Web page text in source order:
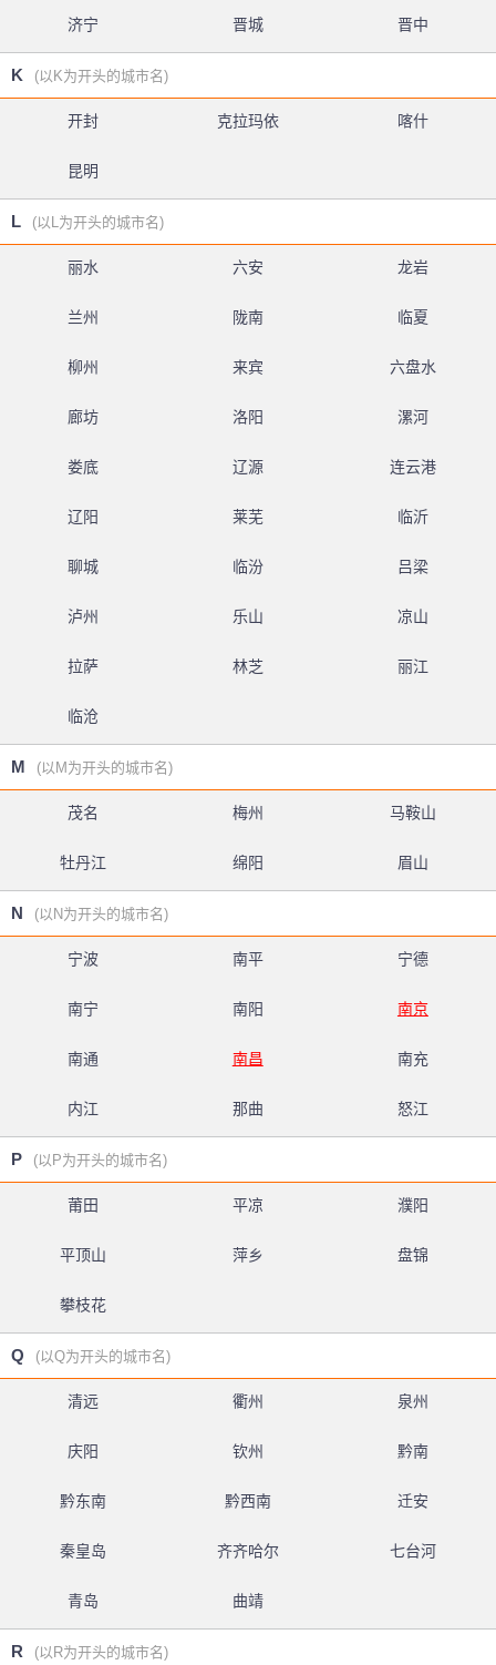
济宁 晋城 晋中
K (以K为开头的城市名)
开封 克拉玛依 喀什
昆明
L (以L为开头的城市名)
丽水 六安 龙岩
兰州 陇南 临夏
柳州 来宾 六盘水
廊坊 洛阳 漯河
娄底 辽源 连云港
辽阳 莱芜 临沂
聊城 临汾 吕梁
泸州 乐山 凉山
拉萨 林芝 丽江
临沧
M (以M为开头的城市名)
茂名 梅州 马鞍山
牡丹江 绵阳 眉山
N (以N为开头的城市名)
宁波 南平 宁德
南宁 南阳 南京
南通 南昌 南充
内江 那曲 怒江
P (以P为开头的城市名)
莆田 平凉 濮阳
平顶山 萍乡 盘锦
攀枝花
Q (以Q为开头的城市名)
清远 衢州 泉州
庆阳 钦州 黔南
黔东南 黔西南 迁安
秦皇岛 齐齐哈尔 七台河
青岛 曲靖
R (以R为开头的城市名)